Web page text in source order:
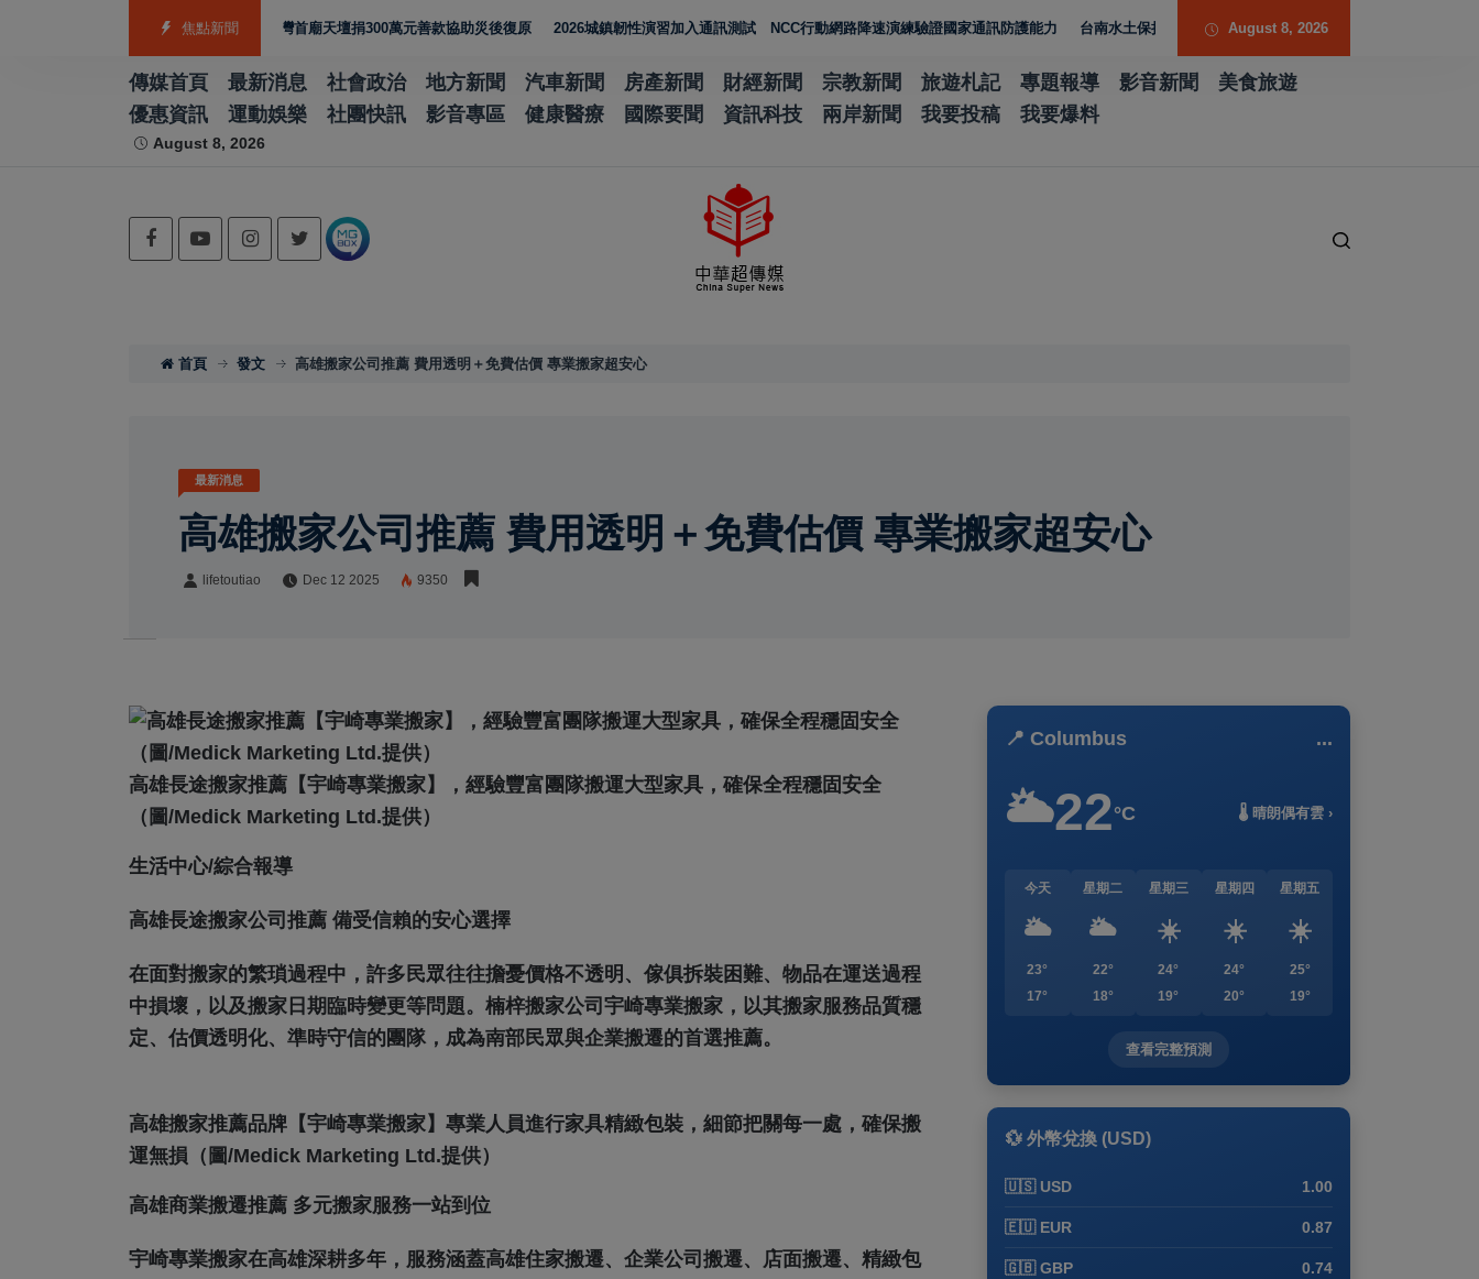
焦點新聞
日本熊本強震賑災再獲支持 台灣首廟天壇捐300萬元善款協助災後復原 2026城鎮韌性演習加入通訊測試 NCC行動網路降速演練驗證國家通訊防護能力 台南水土保持服務團提升專業能力 導入無人機UAV技術強化水保檢查
August 8, 2026
傳媒首頁 最新消息 社會政治 地方新聞 汽車新聞 房產新聞 財經新聞 宗教新聞 旅遊札記 專題報導 影音新聞
美食旅遊
優惠資訊
運動娛樂 社團快訊 影音專區 健康醫療 國際要聞 資訊科技 兩岸新聞 我要投稿 我要爆料
August 8, 2026
首頁 發文 高雄搬家公司推薦 費用透明＋免費估價 專業搬家超安心
最新消息
高雄搬家公司推薦 費用透明＋免費估價 專業搬家超安心
lifetoutiao Dec 12 2025 9350
高雄長途搬家推薦【宇崎專業搬家】，經驗豐富團隊搬運大型家具，確保全程穩固安全
（圖/Medick Marketing Ltd.提供）
生活中心/綜合報導
高雄長途搬家公司推薦 備受信賴的安心選擇
在面對搬家的繁瑣過程中，許多民眾往往擔憂價格不透明、傢俱拆裝困難、物品在運送過程
中損壞，以及搬家日期臨時變更等問題。楠梓搬家公司宇崎專業搬家，以其搬家服務品質穩
定、估價透明化、準時守信的團隊，成為南部民眾與企業搬遷的首選推薦。
高雄搬家推薦品牌【宇崎專業搬家】專業人員進行家具精緻包裝，細節把關每一處，確保搬
運無損（圖/Medick Marketing Ltd.提供）
高雄商業搬遷推薦 多元搬家服務一站到位
宇崎專業搬家在高雄深耕多年，服務涵蓋高雄住家搬遷、 企業公司搬遷、 店面搬遷、精緻包
📍 Columbus ...
🌥️22°C 🌡️ 晴朗偶有雲 ›
今天
🌥️
23°
17°
星期二
🌥️
22°
18°
星期三
☀️
24°
19°
星期四
☀️
24°
20°
星期五
☀️
25°
19°
查看完整預測
💱 外幣兌換 (USD)
🇺🇸 USD 1.00
🇪🇺 EUR 0.87
🇬🇧 GBP 0.74